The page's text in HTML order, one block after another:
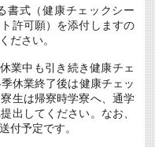
書式（健康チェックシー
許可願）を添付しますの
ださい。
業中も引き続き健康チェ
休業終了後は健康チェッ
生は帰寮時学寮へ、通学
出してください。なお、
付予定です。